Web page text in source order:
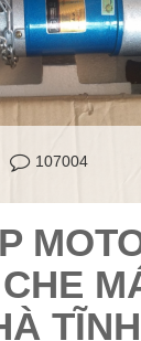
107004
TĨNH